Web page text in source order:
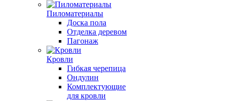
Пиломатериалы
Доска пола
Отделка деревом
Пагонаж
Кровли
Гибкая черепица
Ондулин
Комплектующие
для кровли